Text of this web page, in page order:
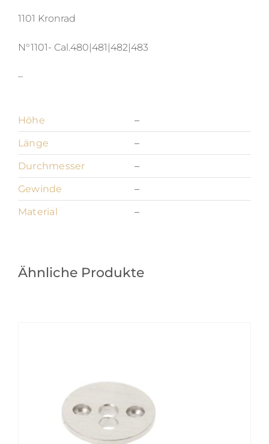
1101 Kronrad
N°1101- Cal.480|481|482|483
–
Höhe
–
Länge
–
Durchmesser
–
Gewinde
–
Material
–
Ähnliche Produkte